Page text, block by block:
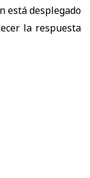
está desplegado
la respuesta